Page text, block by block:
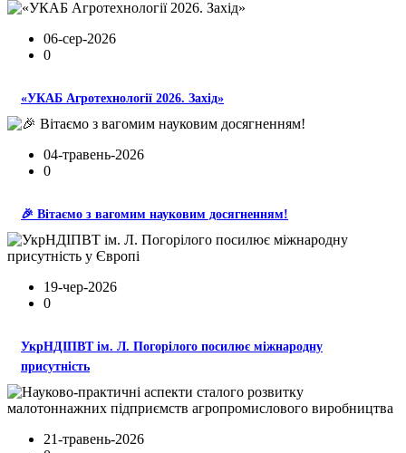
06-сер-2026
0
«УКАБ Агротехнології 2026. Захід»
04-травень-2026
0
🎉 Вітаємо з вагомим науковим досягненням!
19-чер-2026
0
УкрНДІПВТ ім. Л. Погорілого посилює міжнародну
присутність
21-травень-2026